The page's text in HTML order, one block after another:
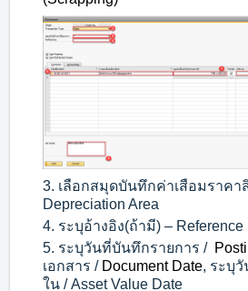
3. เลือกสมุดบันทึกค่าเสือมราค
Depreciation Area
4. ระบุอ้างอิง(ถ้ามี) – Reference
5. ระบุวันที่บันทึกรายการ /
เอกสาร / Document Date, ระบุ
ใน / Asset Value Date